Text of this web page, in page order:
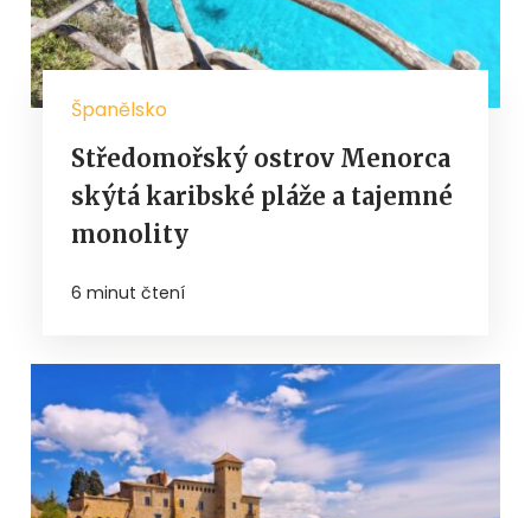
Španělsko
Středomořský ostrov Menorca
skýtá karibské pláže a tajemné
monolity
6 minut čtení